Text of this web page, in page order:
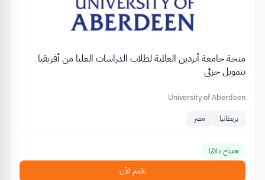
منحة جامعة أبردين العالمية لطلاب الدراسات العليا من أفريقيا
بتمويل جزئي
University of Aberdeen
بريطانيا مصر
متاح دائمًا
تقدم الآن